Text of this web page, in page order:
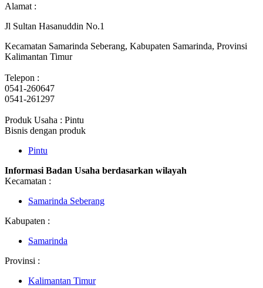
Alamat :
Jl Sultan Hasanuddin No.1
Kecamatan Samarinda Seberang, Kabupaten Samarinda, Provinsi
Kalimantan Timur
Telepon :
0541-260647
0541-261297
Produk Usaha : Pintu
Bisnis dengan produk
Pintu
Informasi Badan Usaha berdasarkan wilayah
Kecamatan :
Samarinda Seberang
Kabupaten :
Samarinda
Provinsi :
Kalimantan Timur